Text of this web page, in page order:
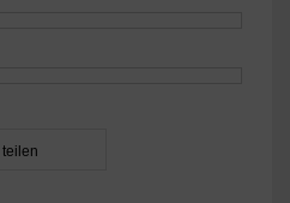
teilen